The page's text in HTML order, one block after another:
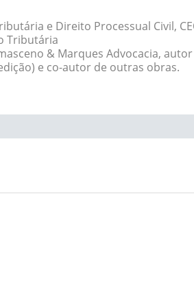
e Direito Processual Civil,
Tributária
& Marques Advocacia,
e co-autor de outras obras.